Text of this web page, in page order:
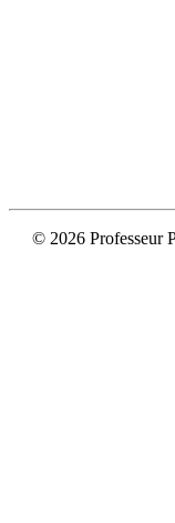
© 2026 Professeur